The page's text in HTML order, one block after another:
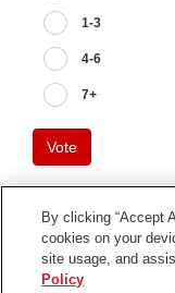
1-3
4-6
7+
Vote
By clicking “Accept
cookies on your
site usage, and
Policy